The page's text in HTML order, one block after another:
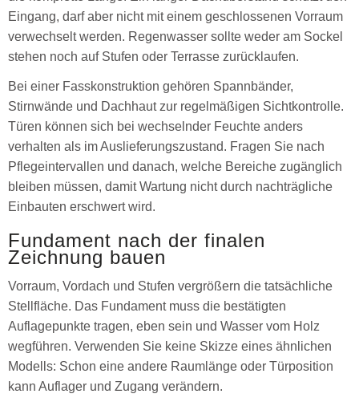
Eingang, darf aber nicht mit einem geschlossenen Vorraum
verwechselt werden. Regenwasser sollte weder am Sockel
stehen noch auf Stufen oder Terrasse zurücklaufen.
Bei einer Fasskonstruktion gehören Spannbänder,
Stirnwände und Dachhaut zur regelmäßigen Sichtkontrolle.
Türen können sich bei wechselnder Feuchte anders
verhalten als im Auslieferungszustand. Fragen Sie nach
Pflegeintervallen und danach, welche Bereiche zugänglich
bleiben müssen, damit Wartung nicht durch nachträgliche
Einbauten erschwert wird.
Fundament nach der finalen
Zeichnung bauen
Vorraum, Vordach und Stufen vergrößern die tatsächliche
Stellfläche. Das Fundament muss die bestätigten
Auflagepunkte tragen, eben sein und Wasser vom Holz
wegführen. Verwenden Sie keine Skizze eines ähnlichen
Modells: Schon eine andere Raumlänge oder Türposition
kann Auflager und Zugang verändern.